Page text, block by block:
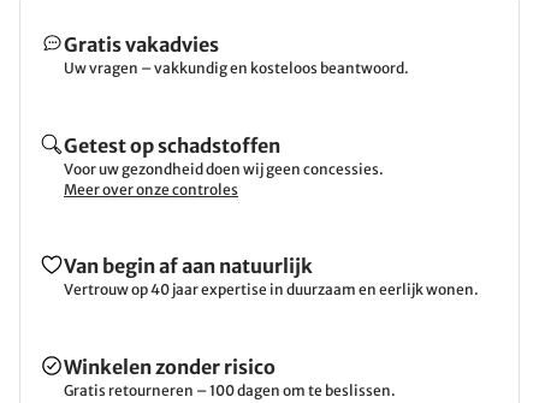
Gratis vakadvies
Uw vragen – vakkundig en kosteloos beantwoord.
Getest op schadstoffen
Voor uw gezondheid doen wij geen concessies.
Meer over onze controles
Van begin af aan natuurlijk
Vertrouw op 40 jaar expertise in duurzaam en eerlijk wonen.
Winkelen zonder risico
Gratis retourneren – 100 dagen om te beslissen.